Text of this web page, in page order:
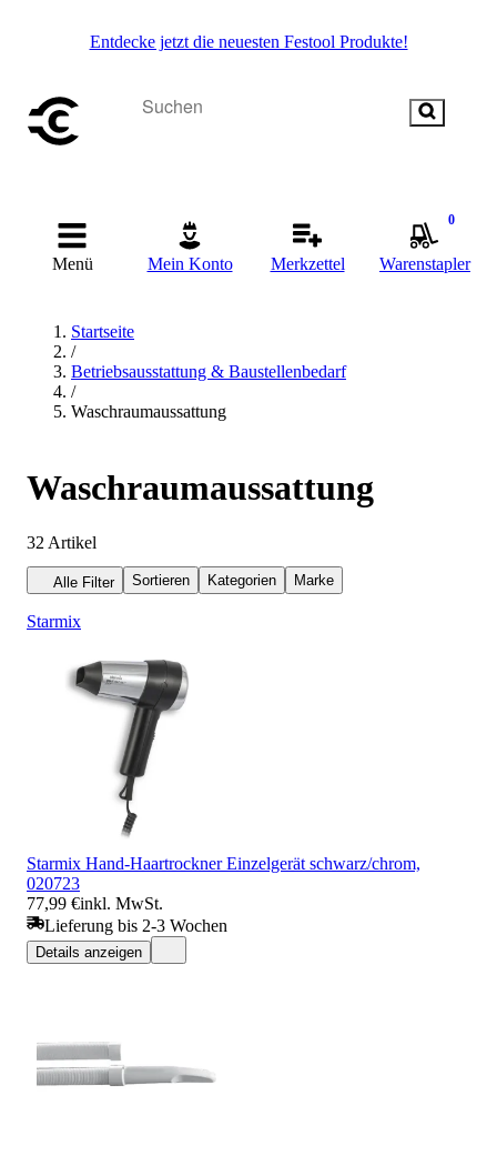
Entdecke jetzt die neuesten Festool Produkte!
Menü Mein Konto Merkzettel
0
Warenstapler
Startseite
/
Betriebsausstattung & Baustellenbedarf
/
Waschraumaussattung
Waschraumaussattung
32 Artikel
Alle Filter Sortieren Kategorien Marke
Starmix
Starmix Hand-Haartrockner Einzelgerät schwarz/chrom,
020723
77,99 €inkl. MwSt.
Lieferung bis 2-3 Wochen
Details anzeigen